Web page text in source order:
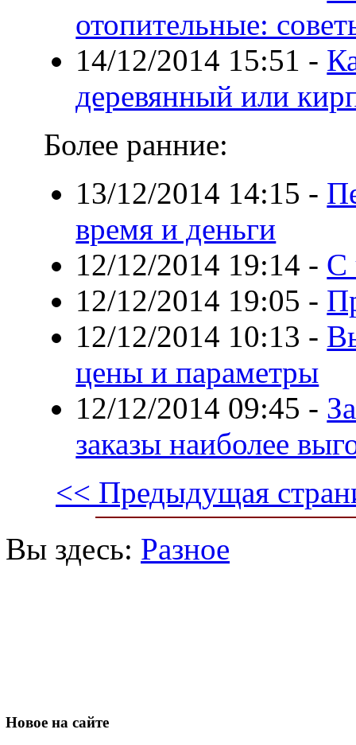
отопительные:
14/12/2014 15:51 -
деревянный или
Более ранние:
13/12/2014 14:15 -
время и деньги
12/12/2014 19:14 - С
12/12/2014 19:05 -
12/12/2014 10:13 -
цены и параметры
12/12/2014 09:45 -
заказы наиболее
<< Предыдущая
Вы здесь: Разное
Новое на сайте